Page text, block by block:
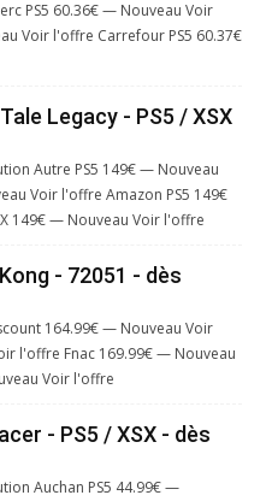
PS5 60.36€ — Nouveau Voir
Voir l'offre Carrefour PS5 60.37€
Legacy - PS5 / XSX
Autre PS5 149€ — Nouveau
Voir l'offre Amazon PS5 149€
149€ — Nouveau Voir l'offre
- 72051 - dès
164.99€ — Nouveau Voir
l'offre Fnac 169.99€ — Nouveau
Voir l'offre
- PS5 / XSX - dès
Auchan PS5 44.99€ —